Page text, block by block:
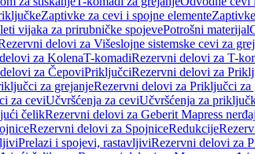
Zaptivke za cevi i spojne elemente
vijaka za prirubničke spojevePotrošni materijal
delovi za Višeslojne sistemske cevi za
za KolenaT-komadiRezervni delovi za T-
za ČepoviPriključciRezervni delovi za
za grejanjeRezervni delovi za Priključci za
za ceviUčvršćenja za ceviUčvršćenja za
čelikRezervni delovi za Geberit Mapress
Rezervni delovi za SpojniceRedukcije
Prelazi i spojevi, rastavljiviRezervni delovi za